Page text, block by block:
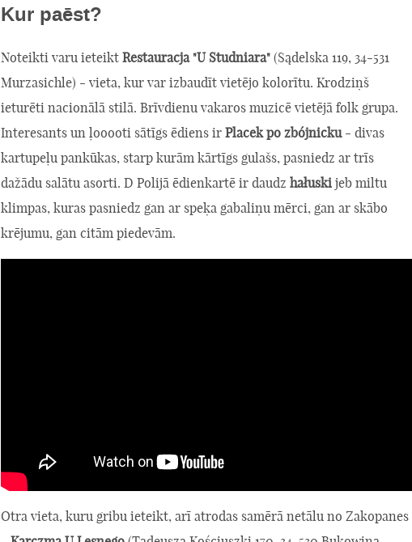
Kur paēst?
Noteikti varu ieteikt Restauracja "U Studniara" (Sądelska 119, 34-531
Murzasichle) - vieta, kur var izbaudīt vietējo kolorītu. Krodziņš
ieturēti nacionālā stilā. Brīvdienu vakaros muzicē vietējā folk grupa.
Interesants un ļooooti sātīgs ēdiens ir Placek po zbójnicku- divas
kartupeļu pankūkas, starp kurām kārtīgs gulašs, pasniedz ar trīs
dažādu salātu asorti. D Polijā ēdienkartē ir daudz hałuski jeb miltu
klimpas, kuras pasniedz gan ar speķa gabaliņu mērci, gan ar skābo
krējumu, gan citām piedevām.
Otra vieta, kuru gribu ieteikt, arī atrodas samērā netālu no Zakopanes